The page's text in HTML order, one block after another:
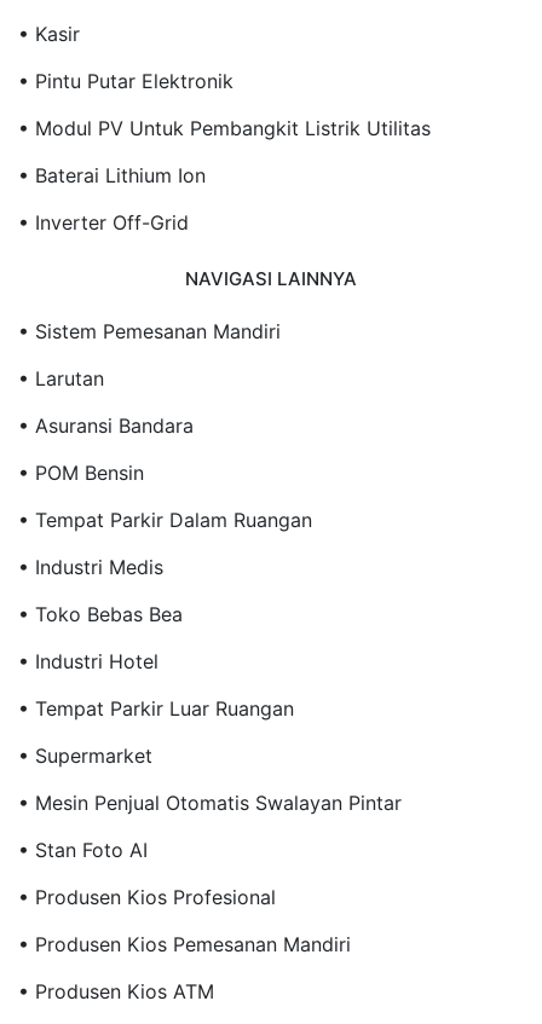
• Kasir
• Pintu Putar Elektronik
• Modul PV Untuk Pembangkit Listrik Utilitas
• Baterai Lithium Ion
• Inverter Off-Grid
NAVIGASI LAINNYA
• Sistem Pemesanan Mandiri
• Larutan
• Asuransi Bandara
• POM Bensin
• Tempat Parkir Dalam Ruangan
• Industri Medis
• Toko Bebas Bea
• Industri Hotel
• Tempat Parkir Luar Ruangan
• Supermarket
• Mesin Penjual Otomatis Swalayan Pintar
• Stan Foto AI
• Produsen Kios Profesional
• Produsen Kios Pemesanan Mandiri
• Produsen Kios ATM